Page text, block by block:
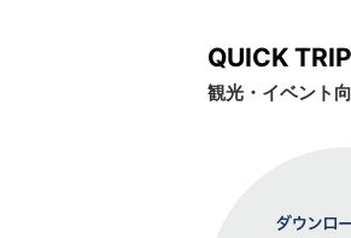
QUICK
観光・イベント